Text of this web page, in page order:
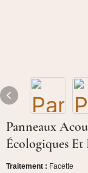
Panneaux
Écologiques Et
Traitement : Facette